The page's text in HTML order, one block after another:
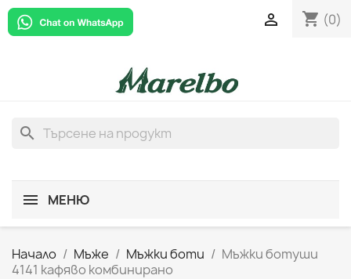
shopping_cart (0)

search
МЕНЮ
Начало Мъже Мъжки боти
Мъжки ботуши
4141 кафяво комбинирано